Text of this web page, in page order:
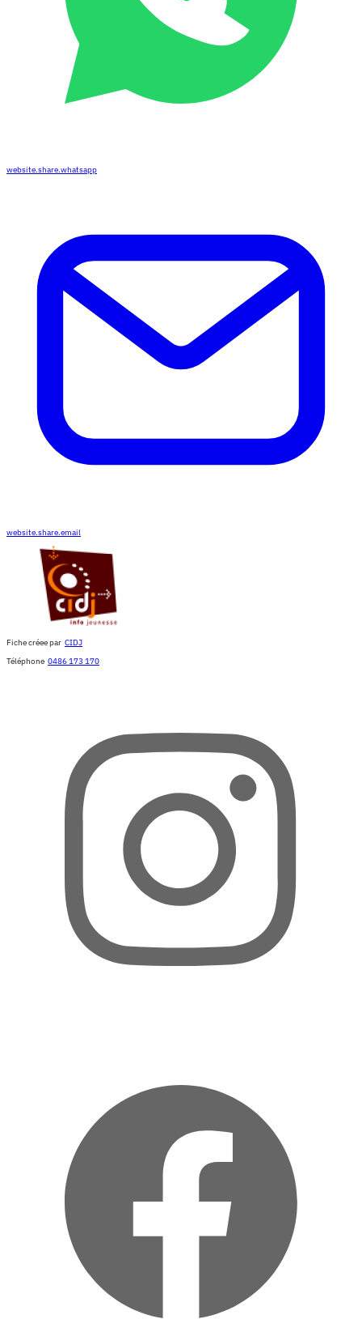
website.share.whatsapp
website.share.email
Fiche créee par CIDJ
Téléphone 0486 173 170